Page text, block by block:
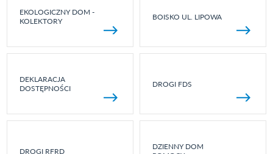
EKOLOGICZNY DOM -
KOLEKTORY
BOISKO UL. LIPOWA
DEKLARACJA
DOSTĘPNOŚCI
DROGI FDS
DROGI RFRD
DZIENNY DOM